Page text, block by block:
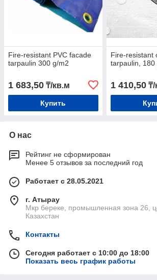
Fire-resistant PVC facade
tarpaulin 300 g/m2
1 683,50 ₸/кв.м
Купить
Fire-resistant
tarpaulin, 180
1 410,50₸/
О нас
Рейтинг не сформирован
Менее 5 отзывов за последний год
Работает с 28.05.2021
г. Атырау
Мкр береке, промышленная зона 26,
Казахстан
Контакты
Сегодня работает с 10:00 до 18:00
Показать весь график работы